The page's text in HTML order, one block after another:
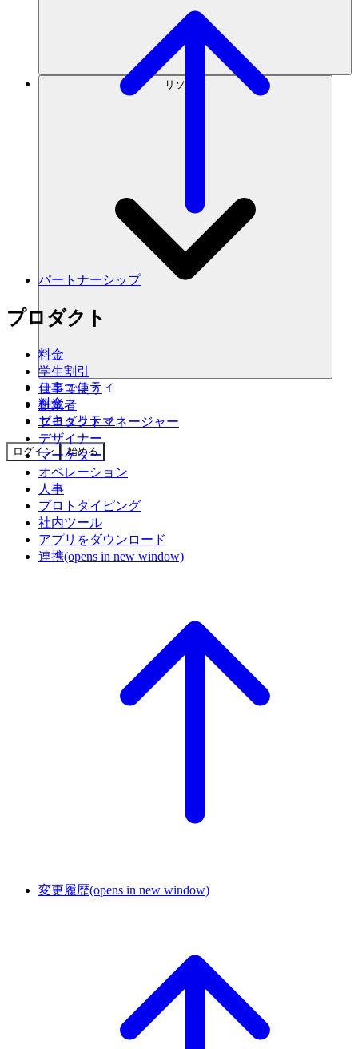
リソース
コミュニティ
料金
セキュリティ
ログイン 始める
パートナーシップ
プロダクト
料金
学生割引
仕事で使う
創業者
プロダクトマネージャー
デザイナー
マーケター
オペレーション
人事
プロトタイピング
社内ツール
アプリをダウンロード
連携(opens in new window)
変更履歴(opens in new window)